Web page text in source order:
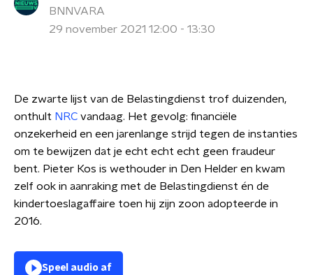
BNNVARA
29 november 2021 12:00 - 13:30
De zwarte lijst van de Belastingdienst trof duizenden,
onthult NRC vandaag. Het gevolg: financiële
onzekerheid en een jarenlange strijd tegen de instanties
om te bewijzen dat je echt echt echt geen fraudeur
bent. Pieter Kos is wethouder in Den Helder en kwam
zelf ook in aanraking met de Belastingdienst én de
kindertoeslagaffaire toen hij zijn zoon adopteerde in
2016.
Speel audio af